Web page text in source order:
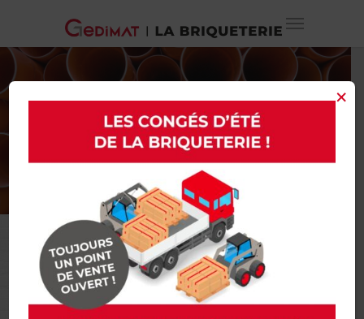
ASSAINISSEMENT
×